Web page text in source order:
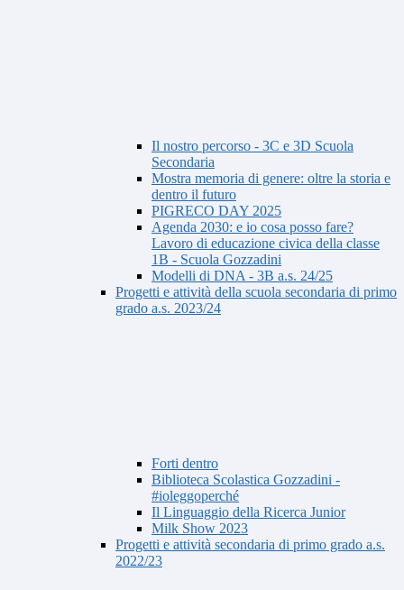
Il nostro percorso - 3C e 3D Scuola
Secondaria
Mostra memoria di genere: oltre la storia e
dentro il futuro
PIGRECO DAY 2025
Agenda 2030: e io cosa posso fare?
Lavoro di educazione civica della classe
1B - Scuola Gozzadini
Modelli di DNA - 3B a.s. 24/25
Progetti e attività della scuola secondaria di primo
grado a.s. 2023/24
Forti dentro
Biblioteca Scolastica Gozzadini -
#ioleggoperché
Il Linguaggio della Ricerca Junior
Milk Show 2023
Progetti e attività secondaria di primo grado a.s.
2022/23